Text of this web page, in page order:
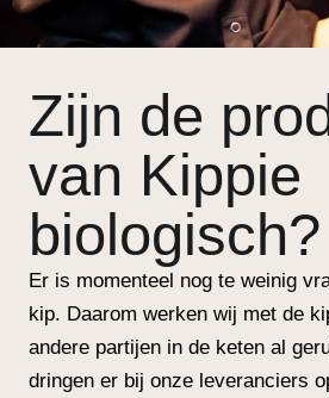
Zijn de
van Kippie
biologisch?
Er is momenteel nog te weinig
kip. Daarom werken wij met de
andere partijen in de keten al
dringen er bij onze leveranciers